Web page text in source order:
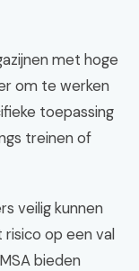
met hoge
om te werken
toepassing
treinen of
veilig kunnen
op een val
bieden